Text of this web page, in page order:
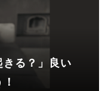
きる？」良い